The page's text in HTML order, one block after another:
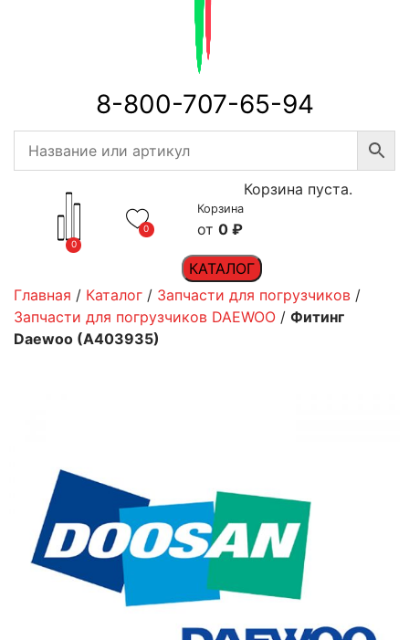
8-800-707-65-94
0
0
Корзина
0 ₽
Корзина пуста.
КАТАЛОГ
Главная / Каталог / Запчасти для погрузчиков /
Запчасти для погрузчиков DAEWOO / Фитинг
Daewoo (A403935)